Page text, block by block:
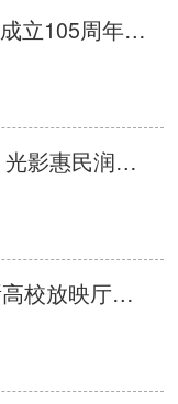
庆祝中国共产党成立105周年、纪念中国工农红军长征胜利90周年——2026年千场公益电影放映活动启动仪式在济南举办
聚力提质优服务 光影惠民润历城 济南市历城区组织召开 2026 年度农村公益电影提高放映质量推进会议
山东已确定93所高校放映厅试点单位 创新高校思政教育融合新模式